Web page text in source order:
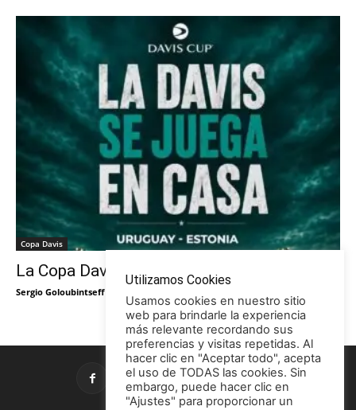
Copa Davis
La Copa Davis vuelve al Círculo
Sergio Goloubintseff
Utilizamos Cookies
Usamos cookies en nuestro sitio
web para brindarle la experiencia
más relevante recordando sus
preferencias y visitas repetidas. Al
hacer clic en "Aceptar todo", acepta
el uso de TODAS las cookies. Sin
embargo, puede hacer clic en
"Ajustes" para proporcionar un